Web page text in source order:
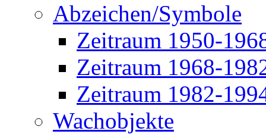
Abzeichen/Symbole
Zeitraum 1950-
Zeitraum 1968-
Zeitraum 1982-
Wachobjekte